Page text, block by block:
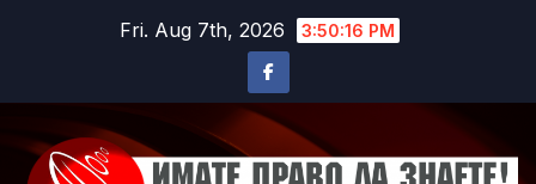
Fri. Aug 7th, 2026 3:50:19 PM